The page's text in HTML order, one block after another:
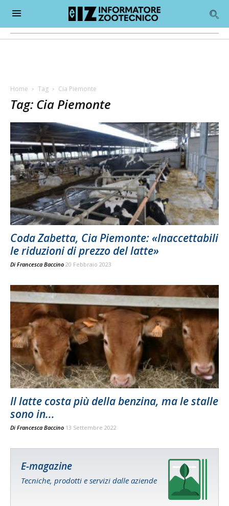
Home Tag Cia Piemonte
Tag: Cia Piemonte
Coda Zabetta, Cia Piemonte: «Inaccettabili
le riduzioni di prezzo del latte»
Di Francesca Baccino 20 Febbraio 2023
Il latte costa più della benzina, ma le stalle
sono in...
Di Francesca Baccino 13 Settembre 2022
E-magazine
Tecniche, prodotti e servizi dalle aziende